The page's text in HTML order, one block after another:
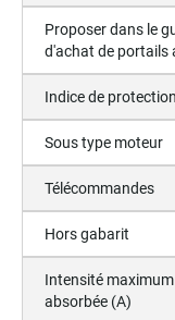
Proposer dans le
d'achat de portails
Indice de protection
Sous type moteur
Télécommandes
Hors gabarit
Intensité maximum
absorbée (A)